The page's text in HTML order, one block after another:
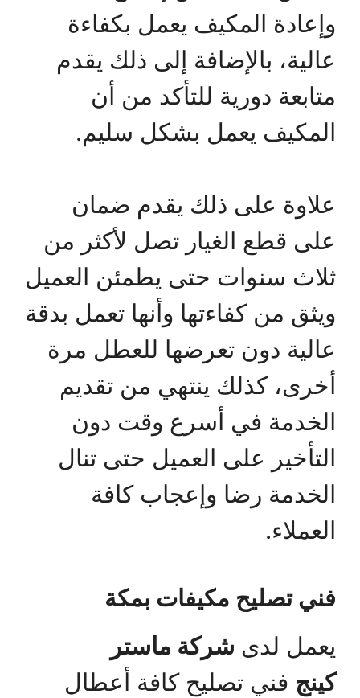
وإعادة المكيف يعمل بكفاءة
عالية، بالإضافة إلى ذلك يقدم
متابعة دورية للتأكد من أن
المكيف يعمل بشكل سليم.
علاوة على ذلك يقدم ضمان
على قطع الغيار تصل لأكثر من
ثلاث سنوات حتى يطمئن العميل
ويثق من كفاءتها وأنها تعمل بدقة
عالية دون تعرضها للعطل مرة
أخرى، كذلك ينتهي من تقديم
الخدمة في أسرع وقت دون
التأخير على العميل حتى تنال
الخدمة رضا وإعجاب كافة
العملاء.
فني تصليح مكيفات بمكة
يعمل لدى شركة ماستر
كينج فني تصليح كافة أعطال